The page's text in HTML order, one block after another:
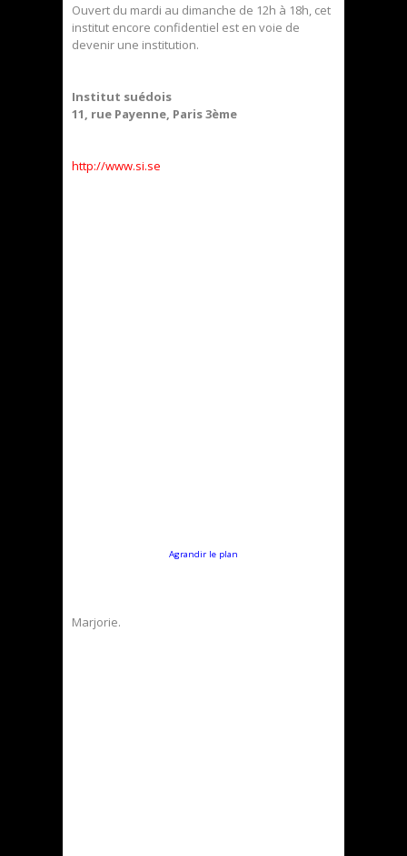
Ouvert du mardi au dimanche de 12h à 18h, cet
institut encore confidentiel est en voie de
devenir une institution.
Institut suédois
11, rue Payenne, Paris 3ème
http://www.si.se
Agrandir le plan
Marjorie.